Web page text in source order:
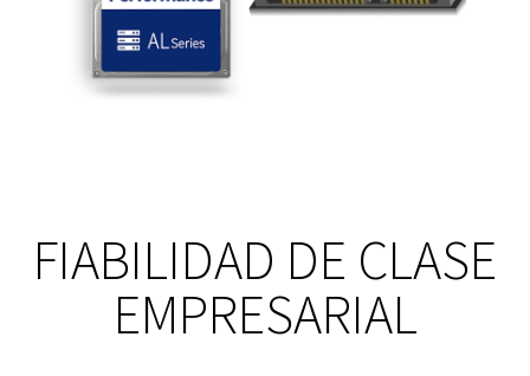
FIABILIDAD DE CLASE
EMPRESARIAL